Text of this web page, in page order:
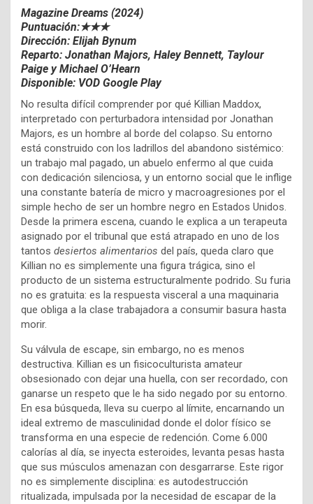
Magazine Dreams (2024)
Puntuación:★★★
Dirección: Elijah Bynum
Reparto: Jonathan Majors, Haley Bennett, Taylour
Paige yMichael O’Hearn
Disponible: VOD Google Play
No resulta difícil comprender por qué Killian Maddox,
interpretado con perturbadora intensidad por Jonathan
Majors, es un hombre al borde del colapso. Su entorno
está construido con los ladrillos del abandono sistémico:
un trabajo mal pagado, un abuelo enfermo al que cuida
con dedicación silenciosa, y un entorno social que le inflige
una constante batería de micro y macroagresiones por el
simple hecho de ser un hombre negro en Estados Unidos.
Desde la primera escena, cuando le explica a un terapeuta
asignado por el tribunal que está atrapado en uno de los
tantos desiertos alimentarios del país, queda claro que
Killian no es simplemente una figura trágica, sino el
producto de un sistema estructuralmente podrido. Su furia
no es gratuita: es la respuesta visceral a una maquinaria
que obliga a la clase trabajadora a consumir basura hasta
morir.
Su válvula de escape, sin embargo, no es menos
destructiva. Killian es un fisicoculturista amateur
obsesionado con dejar una huella, con ser recordado, con
ganarse un respeto que le ha sido negado por su entorno.
En esa búsqueda, lleva su cuerpo al límite, encarnando un
ideal extremo de masculinidad donde el dolor físico se
transforma en una especie de redención. Come 6.000
calorías al día, se inyecta esteroides, levanta pesas hasta
que sus músculos amenazan con desgarrarse. Este rigor
no es simplemente disciplina: es autodestrucción
ritualizada, impulsada por la necesidad de escapar de la